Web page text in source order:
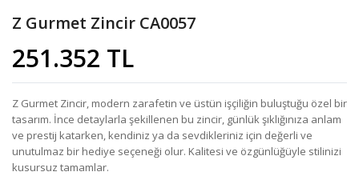
Z Gurmet Zincir CA0057
251.352 TL
Z Gurmet Zincir, modern zarafetin ve üstün işçiliğin buluştuğu özel bir
tasarım. İnce detaylarla şekillenen bu zincir, günlük şıklığınıza anlam
ve prestij katarken, kendiniz ya da sevdikleriniz için değerli ve
unutulmaz bir hediye seçeneği olur. Kalitesi ve özgünlüğüyle stilinizi
kusursuz tamamlar.